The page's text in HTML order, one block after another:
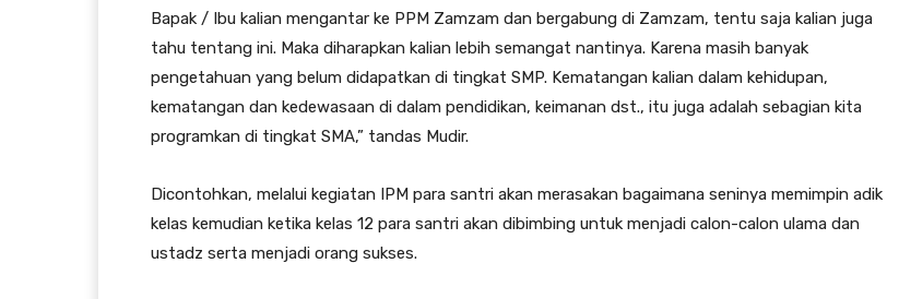
Bapak / Ibu kalian mengantar ke PPM Zamzam dan bergabung di Zamzam, tentu saja kalian juga
tahu tentang ini. Maka diharapkan kalian lebih semangat nantinya. Karena masih banyak
pengetahuan yang belum didapatkan di tingkat SMP. Kematangan kalian dalam kehidupan,
kematangan dan kedewasaan di dalam pendidikan, keimanan dst., itu juga adalah sebagian kita
programkan di tingkat SMA,” tandas Mudir.
Dicontohkan, melalui kegiatan IPM para santri akan merasakan bagaimana seninya memimpin adik
kelas kemudian ketika kelas 12 para santri akan dibimbing untuk menjadi calon-calon ulama dan
ustadz serta menjadi orang sukses.